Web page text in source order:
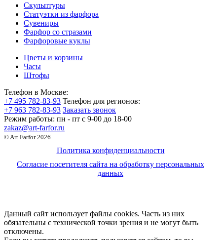
Скульптуры
Статуэтки из фарфора
Сувениры
Фарфор со стразами
Фарфоровые куклы
Цветы и корзины
Часы
Штофы
Телефон в Москве:
+7 495 782-83-93 Телефон для регионов:
+7 963 782-83-93 Заказать звонок
Режим работы: пн - пт c 9-00 до 18-00
zakaz@art-farfor.ru
© Art Farfor 2026
Политика конфиденциальности
Согласие посетителя сайта на обработку персональных
данных
Данный сайт использует файлы cookies. Часть из них
обязательны с технической точки зрения и не могут быть
отключены.